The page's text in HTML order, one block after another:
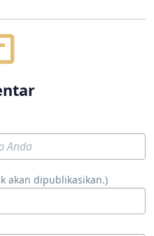
akan dipublikasikan.)